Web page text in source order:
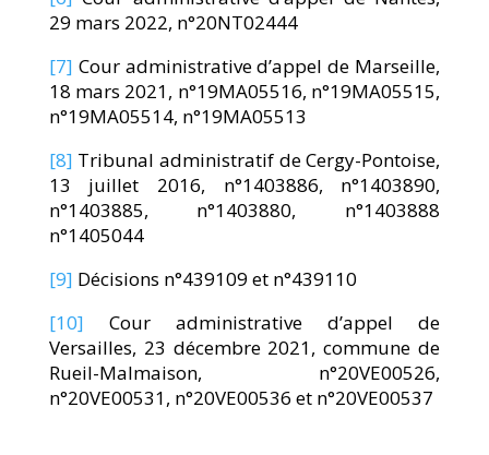
29 mars 2022, n°20NT02444
[7] Cour administrative d’appel de Marseille,
18 mars 2021, n°19MA05516, n°19MA05515,
n°19MA05514, n°19MA05513
[8] Tribunal administratif de Cergy-Pontoise,
13 juillet 2016, n°1403886, n°1403890,
n°1403885, n°1403880, n°1403888
n°1405044
[9] Décisions n°439109 et n°439110
[10] Cour administrative d’appel de
Versailles, 23 décembre 2021, commune de
Rueil-Malmaison, n°20VE00526,
n°20VE00531, n°20VE00536 et n°20VE00537